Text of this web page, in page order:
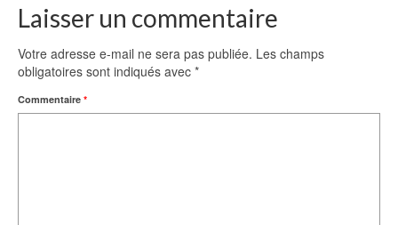
Laisser un commentaire
Votre adresse e-mail ne sera pas publiée. Les champs
obligatoires sont indiqués avec *
Commentaire *